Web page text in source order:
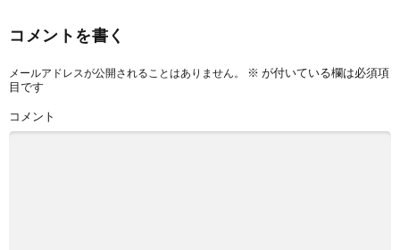
コメントを書く
メールアドレスが公開されることはありません。 ※ が付いている欄は必須項
目です
コメント